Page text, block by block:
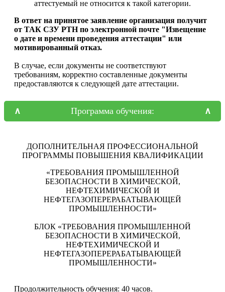
аттестуемый не относится к такой категории.
В ответ на принятое заявление организация получит
от ТАК СЗУ РТН по электронной почте "Извещение
о дате и времени проведения аттестации" или
мотивированный отказ.
В случае, если документы не соответствуют
требованиям, корректно составленные документы
предоставляются к следующей дате аттестации.
Программа обучения:
ДОПОЛНИТЕЛЬНАЯ ПРОФЕССИОНАЛЬНОЙ
ПРОГРАММЫ ПОВЫШЕНИЯ КВАЛИФИКАЦИИ
«ТРЕБОВАНИЯ ПРОМЫШЛЕННОЙ
БЕЗОПАСНОСТИ В ХИМИЧЕСКОЙ,
НЕФТЕХИМИЧЕСКОЙ И
НЕФТЕГАЗОПЕРЕРАБАТЫВАЮЩЕЙ
ПРОМЫШЛЕННОСТИ»
БЛОК «ТРЕБОВАНИЯ ПРОМЫШЛЕННОЙ
БЕЗОПАСНОСТИ В ХИМИЧЕСКОЙ,
НЕФТЕХИМИЧЕСКОЙ И
НЕФТЕГАЗОПЕРЕРАБАТЫВАЮЩЕЙ
ПРОМЫШЛЕННОСТИ»
Продолжительность обучения: 40 часов.